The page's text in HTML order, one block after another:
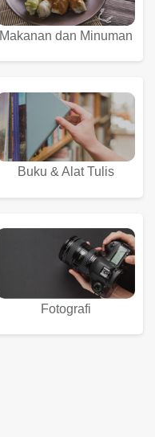
Makanan dan Minuman
Buku & Alat Tulis
Fotografi